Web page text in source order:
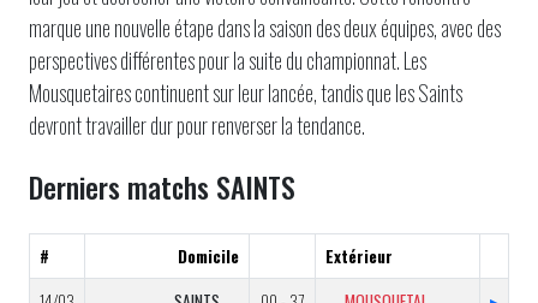
marque une nouvelle étape dans la saison des deux équipes, avec des
perspectives différentes pour la suite du championnat. Les
Mousquetaires continuent sur leur lancée, tandis que les Saints
devront travailler dur pour renverser la tendance.
Derniers matchs SAINTS
# Domicile
Extérieur